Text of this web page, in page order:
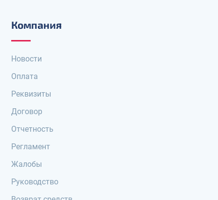
Компания
Новости
Оплата
Реквизиты
Договор
Отчетность
Регламент
Жалобы
Руководство